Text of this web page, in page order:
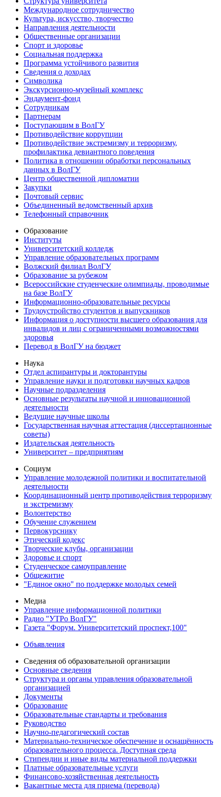
Международное сотрудничество
Культура, искусство, творчество
Направления деятельности
Общественные организации
Спорт и здоровье
Социальная поддержка
Программа устойчивого развития
Сведения о доходах
Символика
Экскурсионно-музейный комплекс
Эндаумент-фонд
Сотрудникам
Партнерам
Поступающим в ВолГУ
Противодействие коррупции
Противодействие экстремизму и терроризму,
профилактика девиантного поведения
Политика в отношении обработки персональных
данных в ВолГУ
Центр общественной дипломатии
Закупки
Почтовый сервис
Объединенный ведомственный архив
Телефонный справочник
Образование
Институты
Университетский колледж
Управление образовательных программ
Волжский филиал ВолГУ
Образование за рубежом
Всероссийские студенческие олимпиады, проводимые
на базе ВолГУ
Информационно-образовательные ресурсы
Трудоустройство студентов и выпускников
Информация о доступности высшего образования для
инвалидов и лиц с ограниченными возможностями
здоровья
Перевод в ВолГУ на бюджет
Наука
Отдел аспирантуры и докторантуры
Управление науки и подготовки научных кадров
Научные подразделения
Основные результаты научной и инновационной
деятельности
Ведущие научные школы
Государственная научная аттестация (диссертационные
советы)
Издательская деятельность
Университет – предприятиям
Социум
Управление молодежной политики и воспитательной
деятельности
Координационный центр противодействия терроризму
и экстремизму
Волонтерство
Обучение служением
Первокурснику
Этический кодекс
Творческие клубы, организации
Здоровье и спорт
Студенческое самоуправление
Общежитие
"Единое окно" по поддержке молодых семей
Медиа
Управление информационной политики
Радио "УТРо ВолГУ"
Газета "Форум. Университетский проспект,100"
Объявления
Сведения об образовательной организации
Основные сведения
Структура и органы управления образовательной
организацией
Документы
Образование
Образовательные стандарты и требования
Руководство
Научно-педагогический состав
Материально-техническое обеспечение и оснащённость
образовательного процесса. Доступная среда
Стипендии и иные виды материальной поддержки
Платные образовательные услуги
Финансово-хозяйственная деятельность
Вакантные места для приема (перевода)